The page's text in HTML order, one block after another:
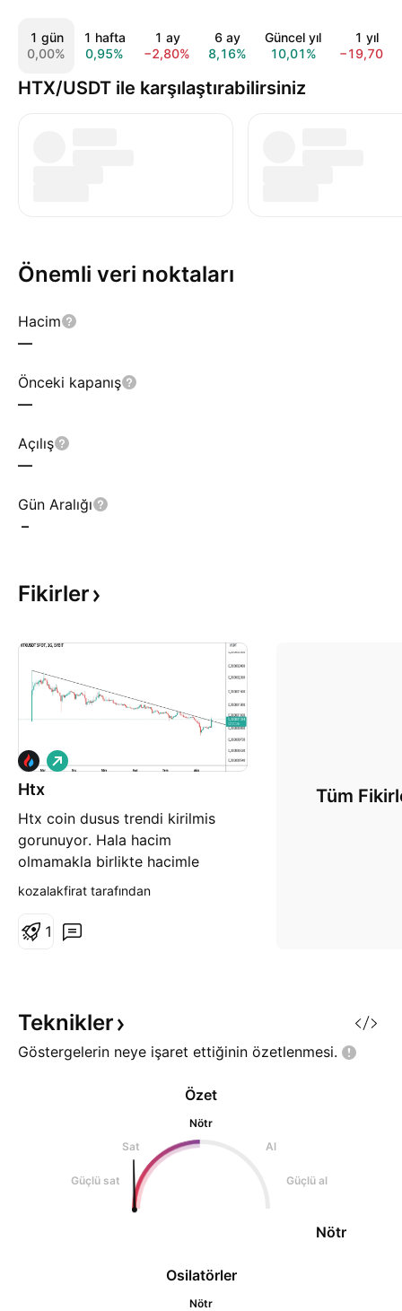
1 gün
0,00%
1 hafta
0,95%
1 ay
−2,80%
6 ay
8,16%
Güncel yıl
10,01%
1 yıl
−19,70%
HTX/USDT ile karşılaştırabilirsiniz
Önemli veri noktaları
Hacim
—
Önceki kapanış
—
Açılış
—
Gün Aralığı
–
Fikirler
Htx
Htx coin dusus trendi kirilmis
gorunuyor. Hala hacim
olmamakla birlikte hacimle
birlikte yukselisini gorebilmemiz
A
l
kozalakfirat tarafından
1
Tüm
Teknikler
Göstergelerin neye işaret ettiğinin özetlenmesi.
Osilatörler
Nötr
Özet
Nötr
Sat
Al
Güçlü sat Güçlü al
Nötr